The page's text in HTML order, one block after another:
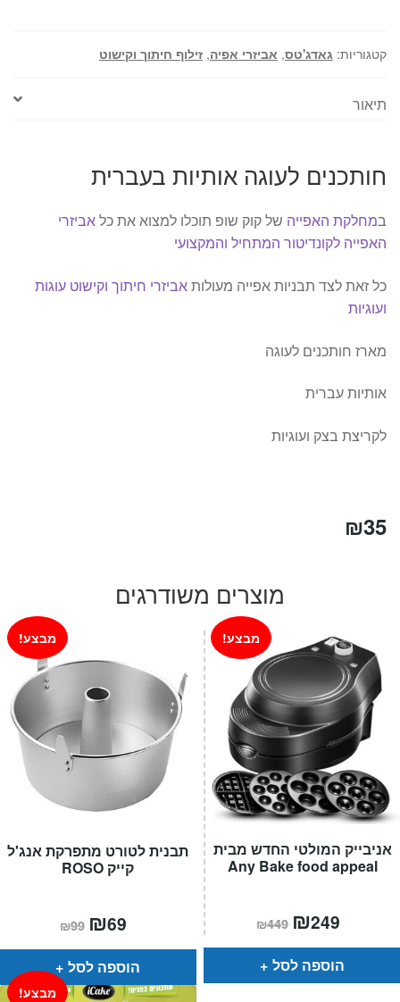
קטגוריות: גאדג'טס, אביזרי אפיה, זילוף חיתוך וקישוט
תיאור
חותכנים לעוגה אותיות בעברית
במחלקת האפייה של קוק שופ תוכלו למצוא את כלאביזרי
האפייה לקונדיטור המתחיל והמקצועי
כל זאת לצד תבניות אפייה מעולותאביזרי חיתוך וקישוט עוגות
ועוגיות
מארז חותכנים לעוגה
אותיות עברית
לקריצת בצק ועוגיות
₪35
מוצרים משודרגים
תבנית לטורט מתפרקת אנג'ל
קייק ROSO
מבצע!
₪99 המחיר
המקורי
היה:
₪99.
₪69
הוא:
הוספה לסל
אניבייק המולטי החדש מבית
Any Bake food appeal
מבצע!
₪449 המחיר
המקורי
היה:
₪449.
₪249
הוא:
הוספה לסל
מבצע!